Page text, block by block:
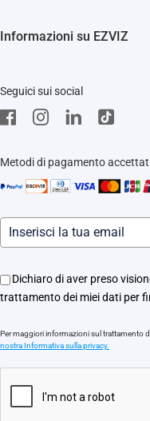
Citofonia e Spioncini
Stores
Informazioni legali
Assistenza Motori
Informazioni su EZVIZ
EZVIZ Green
EZVIZ CSR
Eventi
Seguici sui social
Metodi di pagamento
Dichiaro di aver preso
trattamento dei miei dati per
Per maggiori informazioni sul trattamento
nostra Informativa sulla privacy.